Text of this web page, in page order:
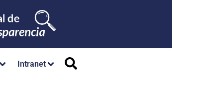
Intranet